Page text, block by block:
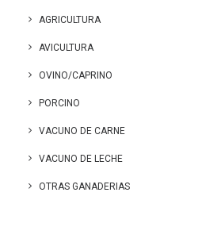
AGRICULTURA
AVICULTURA
OVINO/CAPRINO
PORCINO
VACUNO DE CARNE
VACUNO DE LECHE
OTRAS GANADERIAS